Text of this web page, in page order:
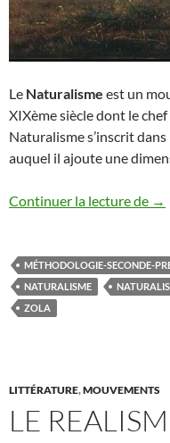
Le Naturalisme est un
XIXème siècle dont le
Naturalisme s’inscrit dans
auquel il ajoute une
Continuer la lecture de →
MÉTHODOLOGIE-SECONDE-
NATURALISME
ZOLA
LITTÉRATURE,MOUVEMENTS
LE